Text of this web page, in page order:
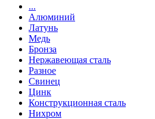
...
Алюминий
Латунь
Медь
Бронза
Нержавеющая сталь
Разное
Свинец
Цинк
Конструкционная сталь
Нихром